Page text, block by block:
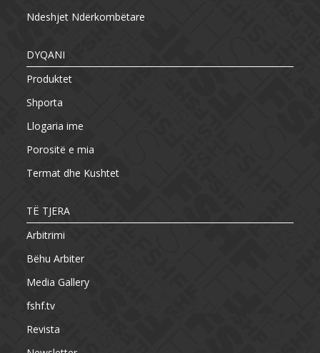
Ndeshjet Ndërkombëtare
DYQANI
Produktet
Shporta
Llogaria ime
Porositë e mia
Termat dhe Kushtet
TË TJERA
Arbitrimi
Bëhu Arbiter
Media Gallery
fshf.tv
Revista